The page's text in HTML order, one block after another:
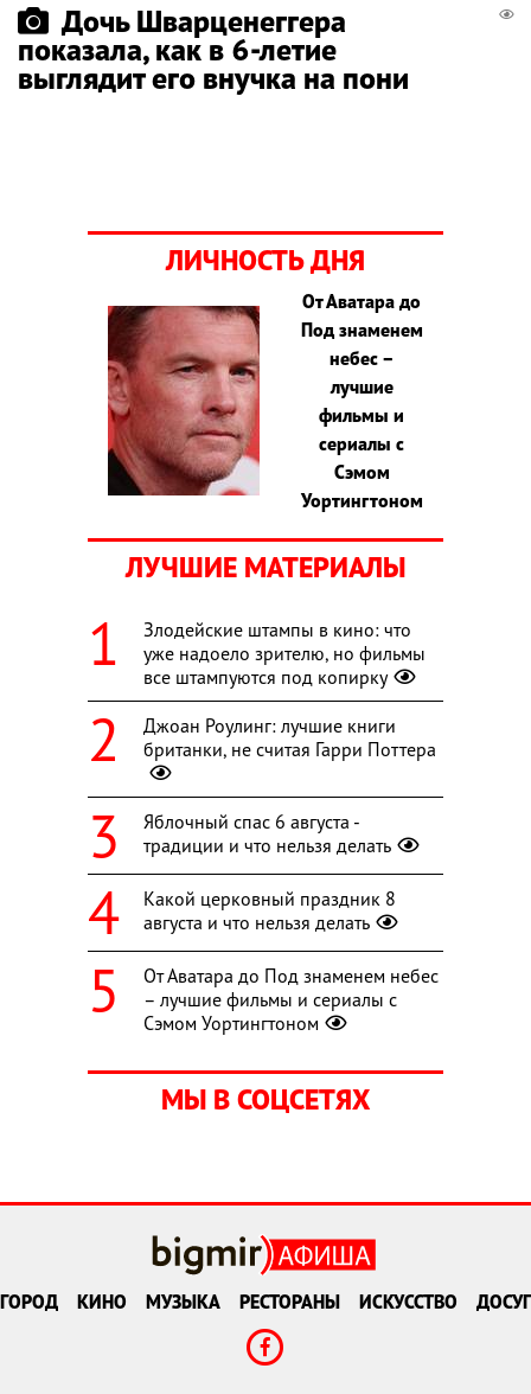
Дочь Шварценеггера
показала, как в 6-летие
выглядит его внучка на пони
ЛИЧНОСТЬ ДНЯ
От Аватара до
Под знаменем
небес –
лучшие
фильмы и
сериалы с
Сэмом
Уортингтоном
ЛУЧШИЕ МАТЕРИАЛЫ
Злодейские штампы в кино: что
уже надоело зрителю, но фильмы
все штампуются под копирку
Джоан Роулинг: лучшие книги
британки, не считая Гарри Поттера
Яблочный спас 6 августа -
традиции и что нельзя делать
Какой церковный праздник 8
августа и что нельзя делать
От Аватара до Под знаменем небес
– лучшие фильмы и сериалы с
Сэмом Уортингтоном
МЫ В СОЦСЕТЯХ
ГОРОД КИНО МУЗЫКА РЕСТОРАНЫ ИСКУССТВО ДОСУГ